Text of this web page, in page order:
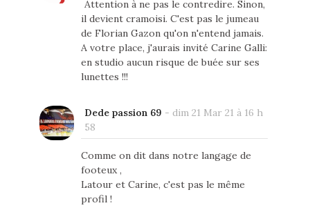
Attention à ne pas le contredire. Sinon,
il devient cramoisi. C'est pas le jumeau
de Florian Gazon qu'on n'entend jamais.
A votre place, j'aurais invité Carine Galli:
en studio aucun risque de buée sur ses
lunettes !!!
Dede passion 69 - dim 21 Mar 21 à 16 h
58
Comme on dit dans notre langage de
footeux ,
Latour et Carine, c'est pas le même
profil !